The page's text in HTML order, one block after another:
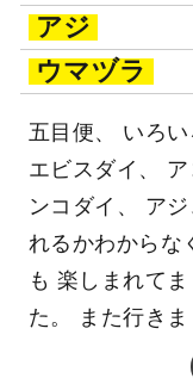
アジ
ウマヅラ
五目便、 いろ
エビスダイ、
ンコダイ、 ア
れるかわからな
も 楽しまれて
た。 また行きま